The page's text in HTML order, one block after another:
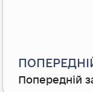
Попередній